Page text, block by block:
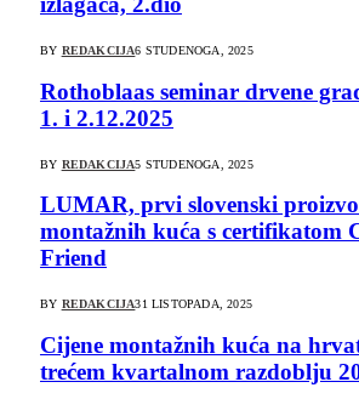
BY REDAKCIJA6 STUDENOGA, 2025
Rothoblaas seminar drvene
1. i 2.12.2025
BY REDAKCIJA5 STUDENOGA, 2025
LUMAR, prvi slovenski
montažnih kuća s certifikatom
Friend
BY REDAKCIJA31 LISTOPADA, 2025
Cijene montažnih kuća na
trećem kvartalnom razdoblju